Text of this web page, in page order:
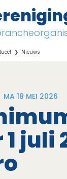
Nieuws
MA 18 MEI 2026
1 juli